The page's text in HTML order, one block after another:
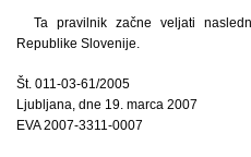
Ta pravilnik začne veljati
Republike Slovenije.
Št. 011-03-61/2005
Ljubljana, dne 19. marca 2007
EVA 2007-3311-0007